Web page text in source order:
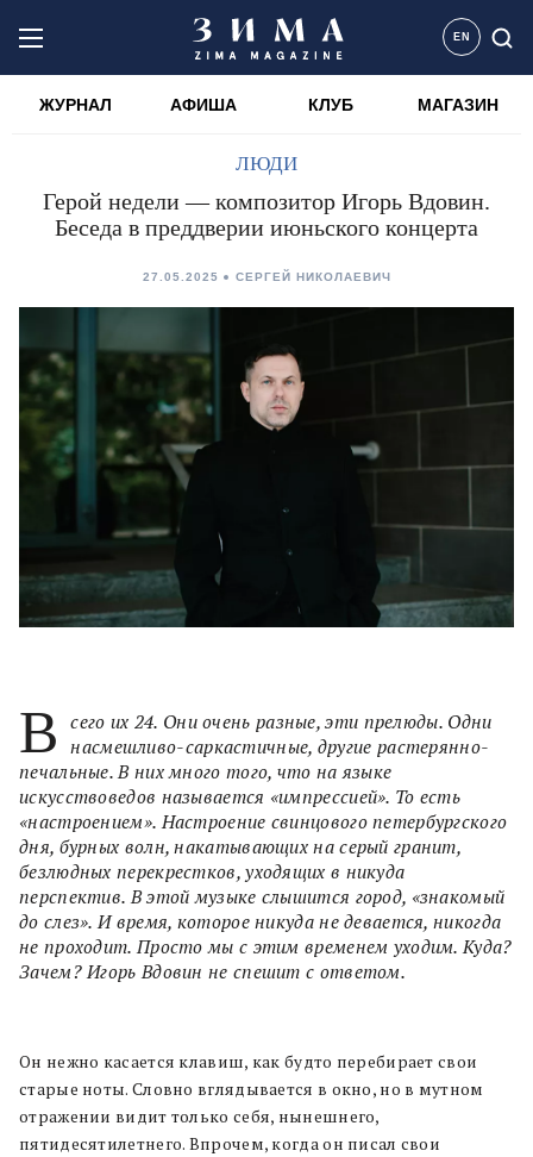
EN
ЖУРНАЛ АФИША КЛУБ МАГАЗИН
ЛЮДИ
Герой недели — композитор Игорь Вдовин.
Беседа в преддверии июньского концерта
27.05.2025 СЕРГЕЙ НИКОЛАЕВИЧ
В
сего их 24. Они очень разные, эти прелюды. Одни
насмешливо-саркастичные, другие растерянно-
печальные. В них много того, что на языке
искусствоведов называется «импрессией». То есть
«настроением». Настроение свинцового петербургского
дня, бурных волн, накатывающих на серый гранит,
безлюдных перекрестков, уходящих в никуда
перспектив. В этой музыке слышится город, «знакомый
до слез». И время, которое никуда не девается, никогда
не проходит. Просто мы с этим временем уходим. Куда?
Зачем? Игорь Вдовин не спешит с ответом.
Он нежно касается клавиш, как будто перебирает свои
старые ноты. Словно вглядывается в окно, но в мутном
отражении видит только себя, нынешнего,
пятидесятилетнего. Впрочем, когда он писал свои